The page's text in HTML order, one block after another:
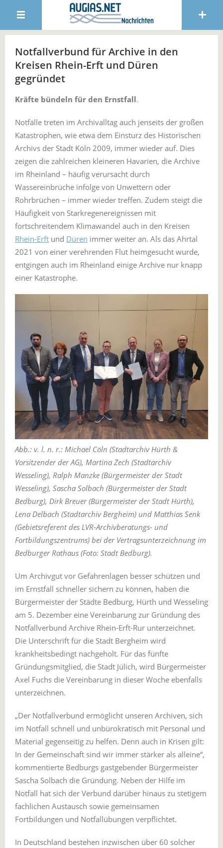
Notfallverbund für Archive in den
Kreisen Rhein-Erft und Düren
gegründet
Kräfte bündeln für den Ernstfall.
Notfälle treten im Archivalltag auch jenseits der großen
Katastrophen, wie etwa dem Einsturz des Historischen
Archivs der Stadt Köln 2009, immer wieder auf. Dies
zeigen die zahlreichen kleineren Havarien, die Archive
im Rheinland – häufig verursacht durch
Wassereinbrüche infolge von Unwettern oder
Rohrbrüchen – immer wieder treffen. Zudem steigt die
Häufigkeit von Starkregenereignissen mit
fortschreitendem Klimawandel auch in den Kreisen
Rhein-Erft und Düren immer weiter an. Als das Ahrtal
2021 von einer verehrenden Flut heimgesucht wurde,
entgingen auch im Rheinland einige Archive nur knapp
einer Katastrophe.
Abb.: v. l. n. r.: Michael Cöln (Stadtarchiv Hürth &
Vorsitzender der AG), Martina Zech (Stadtarchiv
Wesseling), Ralph Manzke (Bürgermeister der Stadt
Wesseling), Sascha Solbach (Bürgermeister der Stadt
Bedburg), Dirk Breuer (Bürgermeister der Stadt Hürth),
Lena Delbach (Stadtarchiv Bergheim) und Matthias Senk
(Gebietsreferent des LVR-Archivberatungs- und
Fortbildungszentrums) bei der Vertragsunterzeichnung im
Bedburger Rathaus (Foto: Stadt Bedburg).
Um Archivgut vor Gefahrenlagen besser schützen und
im Ernstfall schneller sichern zu können, haben die
Bürgermeister der Städte Bedburg, Hürth und Wesseling
am 5. Dezember eine Vereinbarung zur Gründung des
Notfallverbund Archive Rhein-Erft-Rur unterzeichnet.
Die Unterschrift für die Stadt Bergheim wird
krankheitsbedingt nachgeholt. Für das fünfte
Gründungsmitglied, die Stadt Jülich, wird Bürgermeister
Axel Fuchs die Vereinbarung in dieser Woche ebenfalls
unterzeichnen.
„Der Notfallverbund ermöglicht unseren Archiven, sich
im Notfall schnell und unbürokratisch mit Personal und
Material gegenseitig zu helfen. Denn auch in Krisen gilt:
In der Gemeinschaft sind wir immer stärker als alleine“,
kommentierte Bedburgs gastgebender Bürgermeister
Sascha Solbach die Gründung. Neben der Hilfe im
Notfall hat sich der Verbund darüber hinaus zu stetigem
fachlichen Austausch sowie gemeinsamen
Fortbildungen und Notfallübungen verpflichtet.
In Deutschland bestehen inzwischen über 60 solcher